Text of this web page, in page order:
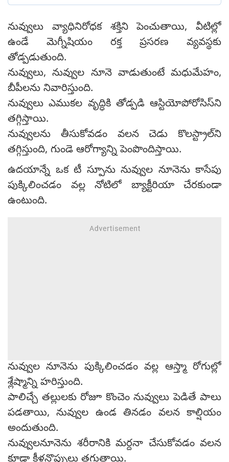
నువ్వులు వ్యాధినిరోధక శక్తిని పెంచుతాయి, వీటిల్లో
ఉండే మెగ్నీషియం రక్త ప్రసరణ వ్యవస్థకు
తోడ్పడుతుంది.
నువ్వులు, నువ్వుల నూనె వాడుతుంటే మధుమేహం,
బీపీలను నివారిస్తుంది.
నువ్వులు ఎముకల వృద్ధికి తోడ్పడి ఆస్టియోపోరోసిస్‌ని
తగ్గిస్తాయి.
నువ్వులను తీసుకోవడం వలన చెడు కొలస్ట్రాల్‌ని
తగ్గిస్తుంది, గుండె ఆరోగ్యాన్ని పెంపొందిస్తాయి.
ఉదయాన్నే ఒక టీ స్పూను నువ్వుల నూనెను కాసేపు
పుక్కిలించడం వల్ల నోటిలో బ్యాక్టీరియా చేరకుండా
ఉంటుంది.
నువ్వుల నూనెను పుక్కిలించడం వల్ల ఆస్త్మా రోగుల్లో
శ్లేష్మాన్ని హరిస్తుంది.
పాలిచ్చే తల్లులకు రోజూ కొంచెం నువ్వులు పెడితే పాలు
పడతాయి, నువ్వుల ఉండ తినడం వలన కాల్షియం
అందుతుంది.
నువ్వులనూనెను శరీరానికి మర్దనా చేసుకోవడం వలన